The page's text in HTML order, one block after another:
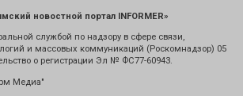
новостной портал INFORMER»
службой по надзору в сфере связи,
и массовых коммуникаций (Роскомнадзор) 05
о регистрации Эл № ФС77-60943.
Медиа"